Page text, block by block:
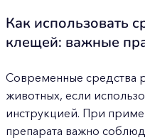
Как использовать
клещей: важные
Современные средства
животных, если
инструкцией. При
препарата важно